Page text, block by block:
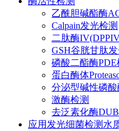
乙酰胆碱酯酶
Calpain发光检测
二肽酶
GSH谷胱甘肽发
磷酸二酯酶PDE
蛋白酶体
分泌型碱性磷酸
激酶检测
去泛素化酶
应用发光细菌检测水